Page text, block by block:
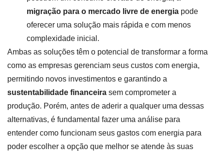
migração para o mercado livre de energia pode
oferecer uma solução mais rápida e com menos
complexidade inicial.
Ambas as soluções têm o potencial de transformar a forma
como as empresas gerenciam seus custos com energia,
permitindo novos investimentos e garantindo a
sustentabilidade financeira sem comprometer a
produção. Porém, antes de aderir a qualquer uma dessas
alternativas, é fundamental fazer uma análise para
entender como funcionam seus gastos com energia para
poder escolher a opção que melhor se atende às suas